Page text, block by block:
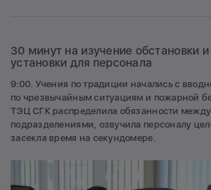
30 минут на изучение обстановки
установки для персонала
9:00. Учения по традиции начались с
по чрезвычайным ситуациям и пожарной
ТЭЦ СГК распределила обязанности
подразделениями, озвучила персоналу
засекла время на секундомере.